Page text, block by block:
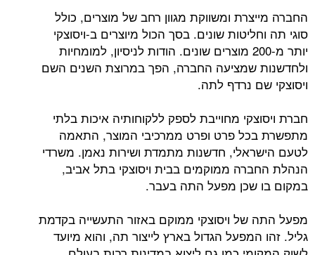
החברה מייצרת ומשווקת מגוון רחב של מוצרים, כולל
סוגי תה וחליטות שונים. בסך הכול מיוצרים ב-ויסוצקי
יותר מ-200 מוצרים שונים. הודות לניסיון, למומחיות
ולחדשנות שמציעה החברה, הפך במרוצת השנים השם
ויסוצקי שם נרדף לתה.
חברת ויסוצקי מחוייבת לספק ללקוחותיה איכות בלתי
מתפשרת בכל פרט ופרט ממרכיבי המוצר, התאמה
לטעם הישראלי, חדשנות מתמדת ושירות נאמן. משרדי
הנהלת החברה ממוקמים בבית ויסוצקי בתל אביב,
במקום בו שכן מפעל התה בעבר.
מפעל התה של ויסוצקי ממוקם באזור התעשייה בקדמת
גליל. זהו המפעל הגדול בארץ לייצור תה, והוא מיועד